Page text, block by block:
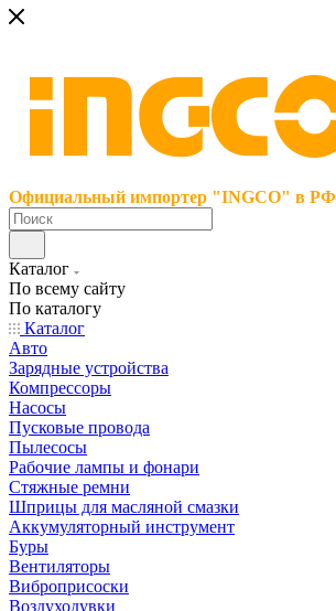
Официальный импортер "INGCO" в РФ
Каталог
По всему сайту
По каталогу
Каталог
Авто
Зарядные устройства
Компрессоры
Насосы
Пусковые провода
Пылесосы
Рабочие лампы и фонари
Стяжные ремни
Шприцы для масляной смазки
Аккумуляторный инструмент
Буры
Вентиляторы
Виброприсоски
Воздуходувки